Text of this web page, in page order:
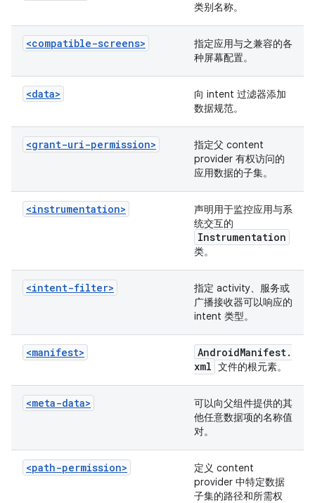
类别名称。
<compatible-screens>
指定应用与之兼容的各
种屏幕配置。
<data>
向 intent 过滤器添加
数据规范。
<grant-uri-permission>
指定父 content
provider 有权访问的
应用数据的子集。
<instrumentation>
声明用于监控应用与系
统交互的
Instrumentation
类。
<intent-filter>
指定 activity、服务或
广播接收器可以响应的
intent 类型。
<manifest> AndroidManifest.
xml 文件的根元素。
<meta-data>
可以向父组件提供的其
他任意数据项的名称值
对。
<path-permission>
定义 content
provider 中特定数据
子集的路径和所需权